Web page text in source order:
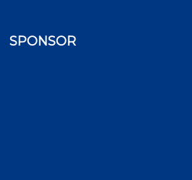
SPONSOR